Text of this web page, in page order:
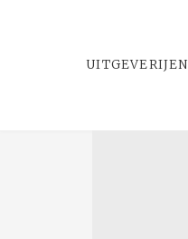
UITGEVERIJEN